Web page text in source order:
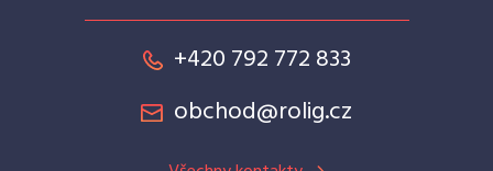
+420 792 772 833
obchod@rolig.cz